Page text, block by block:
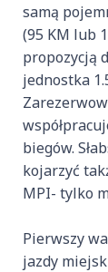
samą
(95 KM lub
propozycją
jednostka
biegów.
kojarzyć
MPI- tylko
Pierwszy
jazdy